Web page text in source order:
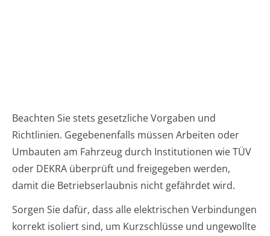
Beachten Sie stets gesetzliche Vorgaben und
Richtlinien. Gegebenenfalls müssen Arbeiten oder
Umbauten am Fahrzeug durch Institutionen wie TÜV
oder DEKRA überprüft und freigegeben werden,
damit die Betriebserlaubnis nicht gefährdet wird.
Sorgen Sie dafür, dass alle elektrischen Verbindungen
korrekt isoliert sind, um Kurzschlüsse und ungewollte